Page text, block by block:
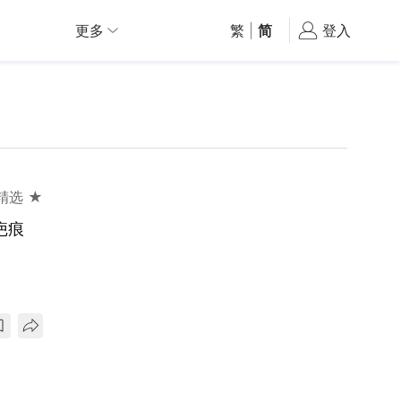
更多 繁 简 登入
选 ★
痕